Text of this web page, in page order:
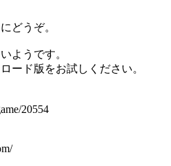
どうぞ。
ようです。
ード版をお試しください。
20554